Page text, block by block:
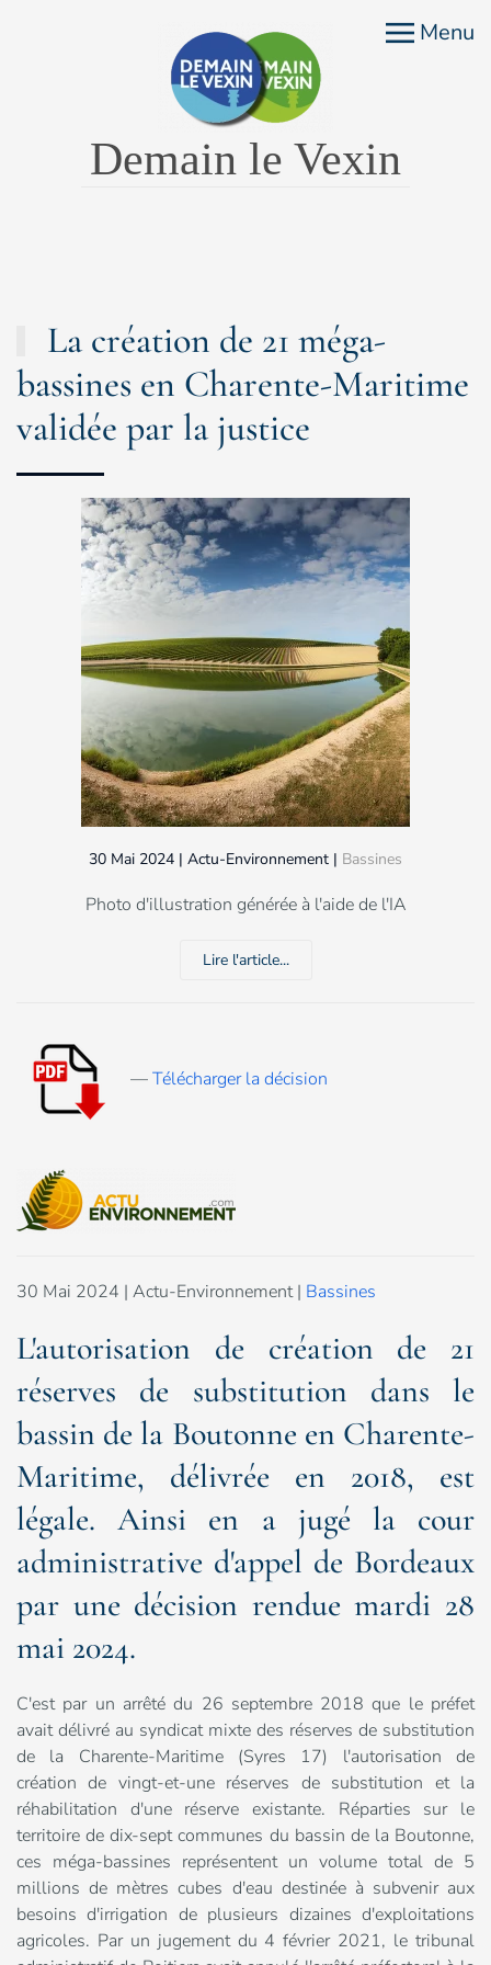
Accéder au contenu principal
Menu
Demain le Vexin
La création de 21 méga-
bassines en Charente-Maritime
validée par la justice
30 Mai 2024 | Actu-Environnement | Bassines
Photo d'illustration générée à l'aide de l'IA
Lire l'article...
—Télécharger la décision
30 Mai 2024 | Actu-Environnement | Bassines
L'autorisation de création de 21
réserves de substitution dans le
bassin de la Boutonne en Charente-
Maritime, délivrée en 2018, est
légale. Ainsi en a jugé la cour
administrative d'appel de Bordeaux
par une décision rendue mardi 28
mai 2024.
C'est par un arrêté du 26 septembre 2018 que le préfet
avait délivré au syndicat mixte des réserves de substitution
de la Charente-Maritime (Syres 17) l'autorisation de
création de vingt-et-une réserves de substitution et la
réhabilitation d'une réserve existante. Réparties sur le
territoire de dix-sept communes du bassin de la Boutonne,
ces méga-bassines représentent un volume total de 5
millions de mètres cubes d'eau destinée à subvenir aux
besoins d'irrigation de plusieurs dizaines d'exploitations
agricoles. Par un jugement du 4 février 2021, le tribunal